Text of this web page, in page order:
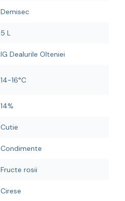
Demisec
5 L
IG Dealurile Olteniei
14-16°C
14%
Cutie
Condimente
Fructe rosii
Cirese